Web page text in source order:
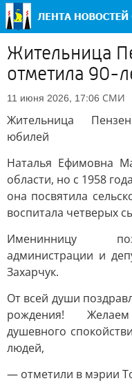
Жительница
отметила 90-
11 июня 2026, 17:06 СМИ
Жительница
юбилей
Наталья Ефимовна
области, но с 1958
она посвятила
воспитала четверых
Именинницу
администрации и
Захарчук.
От всей души
рождения!
душевного
людей,
— отметили в мэрии